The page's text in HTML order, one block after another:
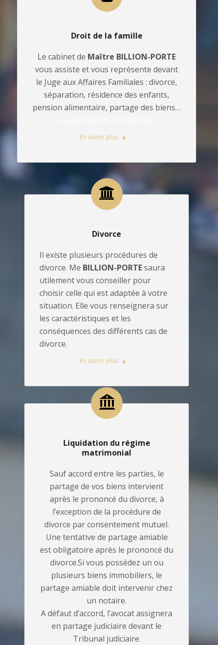
Droit de la famille
Le cabinet de Maître BILLION-PORTE
vous assiste et vous représente devant
le Juge aux Affaires Familiales : divorce,
séparation, résidence des enfants,
pension alimentaire, partage des biens…
En savoir plus
Divorce
Il existe plusieurs procédures de
divorce. Me BILLION-PORTEsaura
utilement vous conseiller pour
choisir celle qui est adaptée à votre
situation. Elle vous renseignera sur
les caractéristiques et les
conséquences des différents cas de
divorce.
En savoir plus
Liquidation du régime
matrimonial
Sauf accord entre les parties, le
partage de vos biens intervient
après le prononcé du divorce, à
l’exception de la procédure de
divorce par consentement mutuel.
Une tentative de partage amiable
est obligatoire après le prononcé du
divorce.Si vous possédez un ou
plusieurs biens immobiliers, le
partage amiable doit intervenir chez
un notaire.
A défaut d’accord, l’avocat assignera
en partage judiciaire devant le
Tribunal judiciaire.